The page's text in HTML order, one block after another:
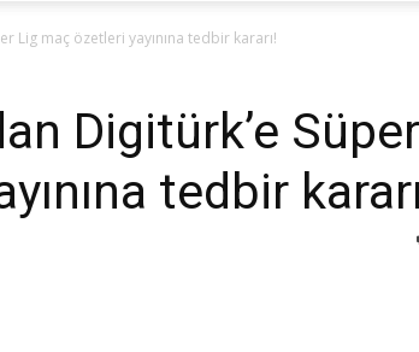
Lig maç özetleri yayınına tedbir kararı!
Digitürk’e Süper
tedbir